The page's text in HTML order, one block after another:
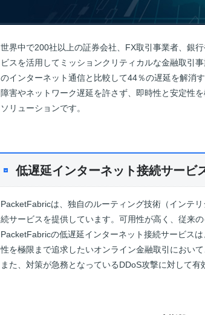
世界中で200社以上の証券会社、FX取引事業者、銀
ビスを活用してミッションクリティカルな金融取引
のインターネット通信と比較して44％の遅延を解消
障害やネットワーク遅延を許さず、即時性と安定性
ソリューションです。
低遅延インターネット接続サービ
PacketFabricは、独自のルーティング技術（インテ
続サービスを提供しています。可用性が高く、従来
PacketFabricの低遅延インターネット接続サービス
性を極限まで追求したいオンライン金融取引におい
また、対策が急務となっているDDoS攻撃に対して